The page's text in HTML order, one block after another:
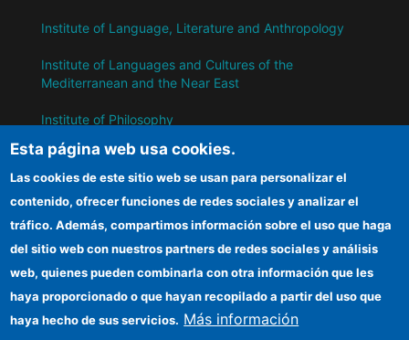
Institute of Language, Literature and Anthropology
Institute of Languages ​​and Cultures of the
Mediterranean and the Near East
Institute of Philosophy
Institute of Public Policies and Goods
IH
CSIC Electronic Office
Information for suppliers
Funding entities
Esta página web usa cookies.
Las cookies de este sitio web se usan para personalizar el
contenido, ofrecer funciones de redes sociales y analizar el
tráfico. Además, compartimos información sobre el uso que haga
del sitio web con nuestros partners de redes sociales y análisis
web, quienes pueden combinarla con otra información que les
haya proporcionado o que hayan recopilado a partir del uso que
haya hecho de sus servicios. Más información